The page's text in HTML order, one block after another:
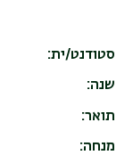
סטודנט/ית
שנה
תואר
מנחה